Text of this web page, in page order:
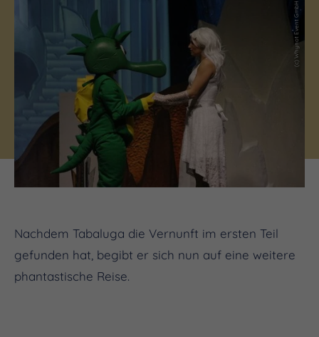
(c) Whynot Event GmbH
Nachdem Tabaluga die Vernunft im ersten Teil
gefunden hat, begibt er sich nun auf eine weitere
phantastische Reise.